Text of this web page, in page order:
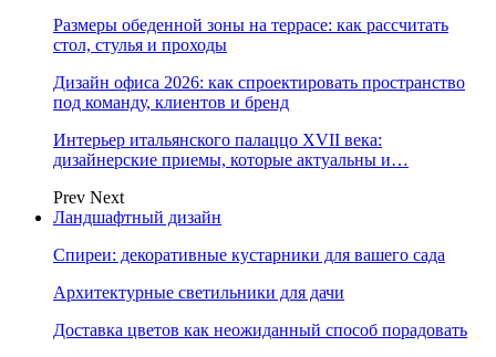
Размеры обеденной зоны на террасе: как рассчитать
стол, стулья и проходы
Дизайн офиса 2026: как спроектировать пространство
под команду, клиентов и бренд
Интерьер итальянского палаццо XVII века:
дизайнерские приемы, которые актуальны и…
Prev Next
Ландшафтный дизайн
Спиреи: декоративные кустарники для вашего сада
Архитектурные светильники для дачи
Доставка цветов как неожиданный способ порадовать